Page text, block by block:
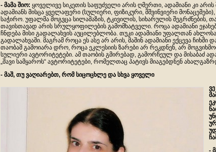
- მამა შიო: ყოველივე სიკეთის საფუძველი არის ღმერთი, ადამიანი კი არის
ადამიანს მისცა ყველაფერი (სულიერი, ფიზიკური, მშვინვიერი
საჭირო. უფალმა მოგვცა სილამაზის, ტკივილის, სიხარულის შეგრძნების,
თავისთავად არის სრულყოფილების გამომხატველი. როცა ადამიანი
ჩნდება მისი გადალახვის აუცილებლობა. თუკი ადამიანი უფალთან
გადალახვაში. მაგრამ როცა ეს ასე არ არის, მაშინ ადამიანი ექცევა ჩიხში
თაობამ გამოიარა დრო, როცა ეკლესიის ზარები არ რეკდნენ, არ
სულიერი ავტორიტეტები. ამ თაობის გმირებად, გამორჩეულ და მისაბაძ
„შავი სამყაროს“ ავტორიტეტები, რომელთაც პატივს მიაგებდნენ
- მაშ, თუ ვაღიარებთ, რომ სიცოცხლე და სხვა ყოველი
ვე
-